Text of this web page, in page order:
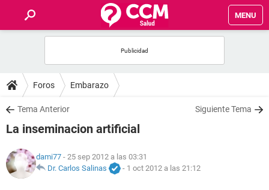
MENU
FOROS
SALUD
NUTRICIÓN
Foros Embarazo
Tema Anterior Siguiente Tema
La inseminacion artificial
dami77 - 25 sep 2012 a las 03:31
Dr. Carlos Salinas
- 1 oct 2012 a las 21:12